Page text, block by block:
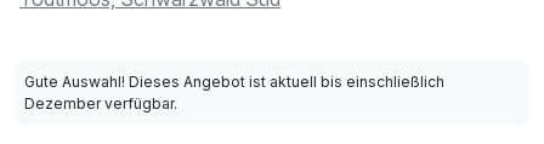
Gute Auswahl! Dieses Angebot ist aktuell bis einschließlich
Dezember verfügbar.